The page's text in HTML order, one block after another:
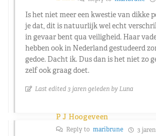
Is het niet meer een kwestie van dikke
je dat, dit is natuurlijk wel echt
in gevaar bent qua veiligheid. Haar
hebben ook in Nederland gestudeerd
gedoe. Dacht ik. Dus dan is het niet zo
zelf ook graag doet.
Last edited 3 jaren geleden by Luna
P J Hoogeveen
Reply to maribrune 3